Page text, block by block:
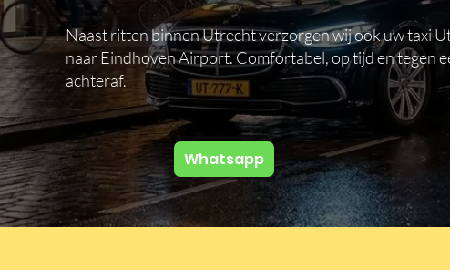
Naast ritten binnen Utrecht verzorgen wij ook uw taxi
naar Eindhoven Airport. Comfortabel, op tijd en tegen
achteraf.
Whatsapp